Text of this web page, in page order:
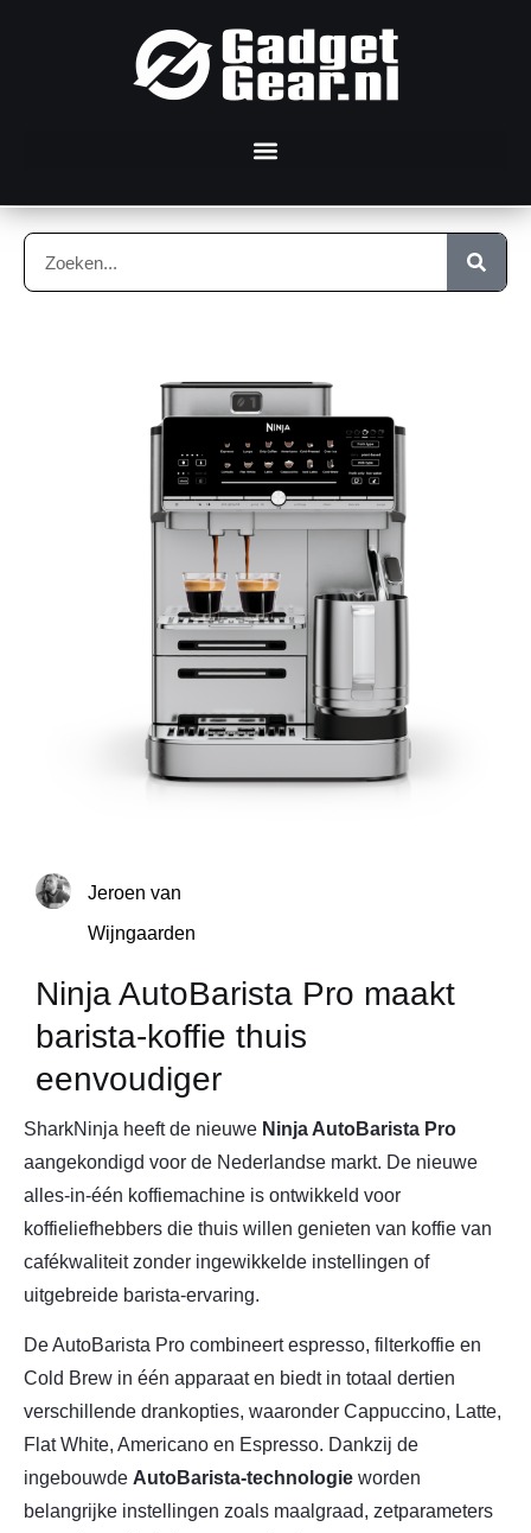
Jeroen van
Wijngaarden
Ninja AutoBarista Pro maakt
barista-koffie thuis
eenvoudiger
SharkNinja heeft de nieuwe Ninja AutoBarista Pro
aangekondigd voor de Nederlandse markt. De nieuwe
alles-in-één koffiemachine is ontwikkeld voor
koffieliefhebbers die thuis willen genieten van koffie van
cafékwaliteit zonder ingewikkelde instellingen of
uitgebreide barista-ervaring.
De AutoBarista Pro combineert espresso, filterkoffie en
Cold Brew in één apparaat en biedt in totaal dertien
verschillende drankopties, waaronder Cappuccino, Latte,
Flat White, Americano en Espresso. Dankzij de
ingebouwde AutoBarista-technologie worden
belangrijke instellingen zoals maalgraad, zetparameters